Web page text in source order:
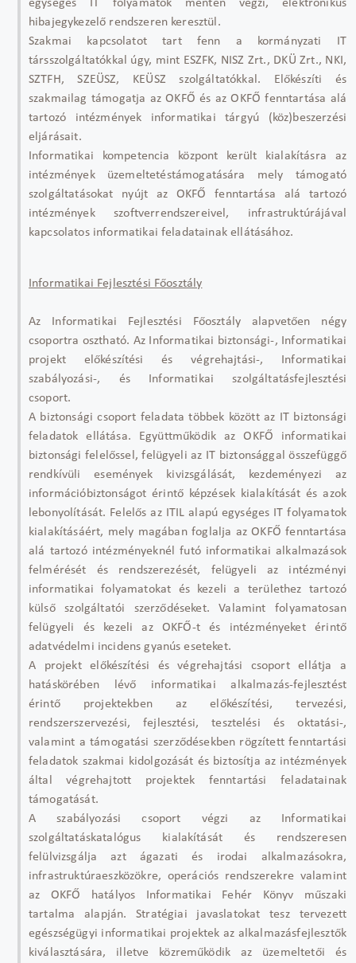
egységes IT folyamatok mentén végzi, elektronikus
hibajegykezelő rendszeren keresztül.
Szakmai kapcsolatot tart fenn a kormányzati IT
társszolgáltatókkal úgy, mint ESZFK, NISZ Zrt., DKÜ Zrt., NKI,
SZTFH, SZEÜSZ, KEÜSZ szolgáltatókkal. Előkészíti és
szakmailag támogatja az OKFŐ és az OKFŐ fenntartása alá
tartozó intézmények informatikai tárgyú (köz)beszerzési
eljárásait.
Informatikai kompetencia központ került kialakításra az
intézmények üzemeltetéstámogatására mely támogató
szolgáltatásokat nyújt az OKFŐ fenntartása alá tartozó
intézmények szoftverrendszereivel, infrastruktúrájával
kapcsolatos informatikai feladatainak ellátásához.
Informatikai Fejlesztési Főosztály
Az Informatikai Fejlesztési Főosztály alapvetően négy
csoportra osztható. Az Informatikai biztonsági-, Informatikai
projekt előkészítési és végrehajtási-, Informatikai
szabályozási-, és Informatikai szolgáltatásfejlesztési
csoport.
A biztonsági csoport feladata többek között az IT biztonsági
feladatok ellátása. Együttműködik az OKFŐ informatikai
biztonsági felelőssel, felügyeli az IT biztonsággal összefüggő
rendkívüli események kivizsgálását, kezdeményezi az
információbiztonságot érintő képzések kialakítását és azok
lebonyolítását. Felelős az ITIL alapú egységes IT folyamatok
kialakításáért, mely magában foglalja az OKFŐ fenntartása
alá tartozó intézményeknél futó informatikai alkalmazások
felmérését és rendszerezését, felügyeli az intézményi
informatikai folyamatokat és kezeli a területhez tartozó
külső szolgáltatói szerződéseket. Valamint folyamatosan
felügyeli és kezeli az OKFŐ-t és intézményeket érintő
adatvédelmi incidens gyanús eseteket.
A projekt előkészítési és végrehajtási csoport ellátja a
hatáskörében lévő informatikai alkalmazás-fejlesztést
érintő projektekben az előkészítési, tervezési,
rendszerszervezési, fejlesztési, tesztelési és oktatási-,
valamint a támogatási szerződésekben rögzített fenntartási
feladatok szakmai kidolgozását és biztosítja az intézmények
által végrehajtott projektek fenntartási feladatainak
támogatását.
A szabályozási csoport végzi az Informatikai
szolgáltatáskatalógus kialakítását és rendszeresen
felülvizsgálja azt ágazati és irodai alkalmazásokra,
infrastruktúraeszközökre, operációs rendszerekre valamint
az OKFŐ hatályos Informatikai Fehér Könyv műszaki
tartalma alapján. Stratégiai javaslatokat tesz tervezett
egészségügyi informatikai projektek az alkalmazásfejlesztők
kiválasztására, illetve közreműködik az üzemeltetői és